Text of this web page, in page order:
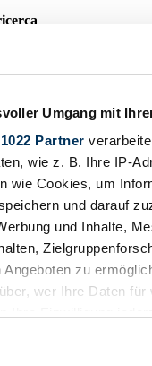
Umgang mit
Partner
wie z. B. Ihre IP-
wie Cookies, um
und darauf
und Inhalte,
zu
wer Ihre Daten für
oder widerrufen
appena viene pubblicato
di ricerca.
vendere? Allora crea un